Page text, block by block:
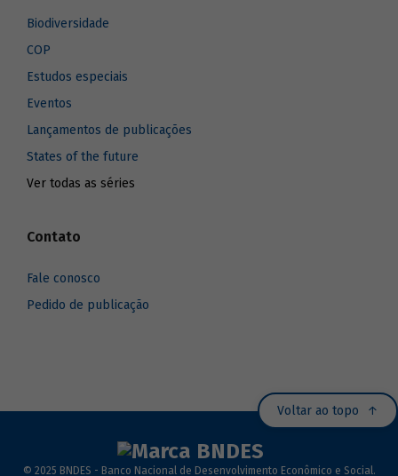
Biodiversidade
COP
Estudos especiais
Eventos
Lançamentos de publicações
States of the future
Ver todas as séries
Contato
Fale conosco
Pedido de publicação
Voltar ao topo
© 2025 BNDES - Banco Nacional de Desenvolvimento Econômico e Social.